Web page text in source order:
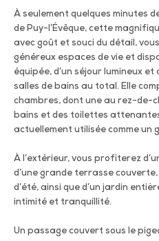
À seulement quelques minutes
de Puy-l’Évêque, cette
avec goût et souci du détail,
généreux espaces de vie et
équipée, d’un séjour lumineux
salles de bains au total. Elle
chambres, dont une au rez-de-
bains et des toilettes
actuellement utilisée comme un
À l’extérieur, vous profiterez
d’une grande terrasse
d’été, ainsi que d’un jardin
intimité et tranquillité.
Un passage couvert sous le